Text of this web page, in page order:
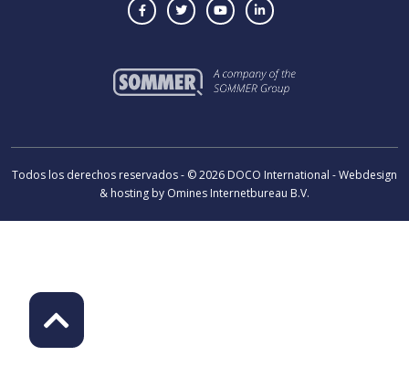
Todos los derechos reservados - © 2026 DOCO International - Webdesign
& hosting by Omines Internetbureau B.V.